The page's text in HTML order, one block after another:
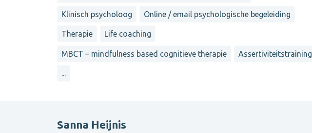
Klinisch psycholoog Online / email psychologische begeleiding
Therapie Life coaching
MBCT – mindfulness based cognitieve therapie Assertiviteitstraining
...
Sanna Heijnis